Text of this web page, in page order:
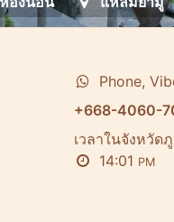
Phone,
+668-4060-
เวลาในจังหวัด
14:01 PM